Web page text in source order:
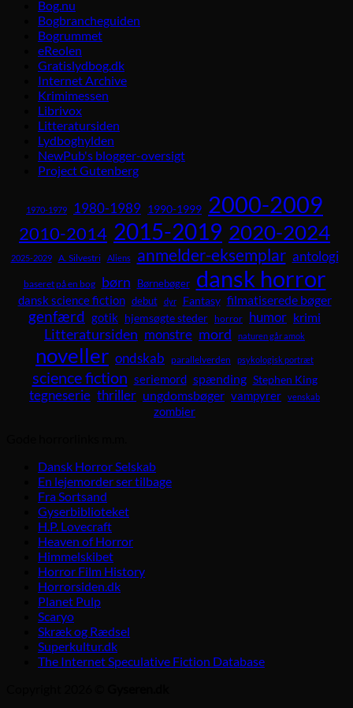
Bog.nu
Bogbrancheguiden
Bogrummet
eReolen
Gratislydbog.dk
Internet Archive
Krimimessen
Librivox
Litteratursiden
Lydboghylden
NewPub's blogger-oversigt
Project Gutenberg
1970-1979 1980-1989 1990-1999 2000-2009
2010-2014 2015-2019 2020-2024
2025-2029 A. Silvestri Aliens anmelder-eksemplar antologi
baseret på en bog børn Børnebøger dansk horror
dansk science fiction debut dyr Fantasy filmatiserede bøger
genfærd gotik hjemsøgte steder horror humor krimi
Litteratursiden monstre mord naturen går amok
noveller ondskab parallelverden psykologisk portræt
science fiction seriemord spænding Stephen King
tegneserie thriller ungdomsbøger vampyrer venskab
zombier
Dansk Horror Selskab
En lejemorder ser tilbage
Fra Sortsand
Gyserbiblioteket
H.P. Lovecraft
Heaven of Horror
Himmelskibet
Horror Film History
Horrorsiden.dk
Planet Pulp
Scaryo
Skræk og Rædsel
Superkultur.dk
The Internet Speculative Fiction Database